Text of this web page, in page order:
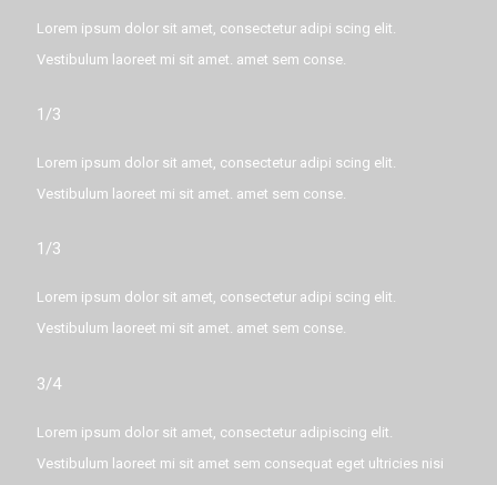
Lorem ipsum dolor sit amet, consectetur adipi scing elit.
Vestibulum laoreet mi sit amet. amet sem conse.
1/3
Lorem ipsum dolor sit amet, consectetur adipi scing elit.
Vestibulum laoreet mi sit amet. amet sem conse.
1/3
Lorem ipsum dolor sit amet, consectetur adipi scing elit.
Vestibulum laoreet mi sit amet. amet sem conse.
3/4
Lorem ipsum dolor sit amet, consectetur adipiscing elit.
Vestibulum laoreet mi sit amet sem consequat eget ultricies nisi